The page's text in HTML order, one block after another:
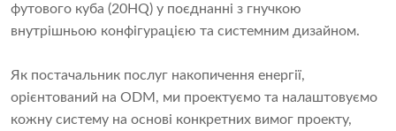
футового куба (20HQ) у поєднанні з гнучкою
внутрішньою конфігурацією та системним дизайном.
Як постачальник послуг накопичення енергії,
орієнтований на ODM, ми проектуємо та налаштовуємо
кожну систему на основі конкретних вимог проекту,